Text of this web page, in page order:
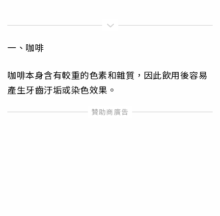
一、咖啡
咖啡本身含有較重的色素和雜質，因此飲用後容易
產生牙齒汙垢或染色效果。